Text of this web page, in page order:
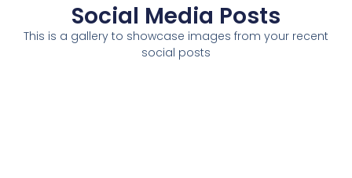
Social Media Posts
This is a gallery to showcase images from your recent
social posts